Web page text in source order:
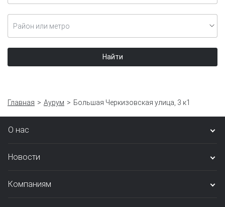
Район или метро
Найти
Главная Аурум Большая Черкизовская улица, 3 к1
О нас
Новости
Компаниям